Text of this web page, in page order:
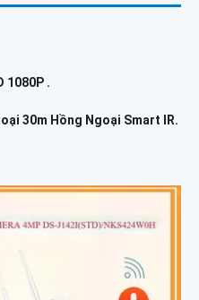
1080P .
30m Hồng Ngoại Smart IR.